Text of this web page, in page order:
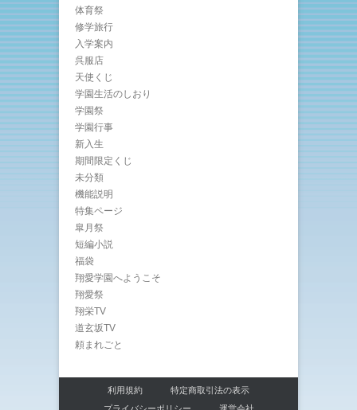
体育祭
修学旅行
入学案内
呉服店
天使くじ
学園生活のしおり
学園祭
学園行事
新入生
期間限定くじ
未分類
機能説明
特集ページ
皐月祭
短編小説
福袋
翔愛学園へようこそ
翔愛祭
翔栄TV
道玄坂TV
頼まれごと
利用規約
特定商取引法の表示